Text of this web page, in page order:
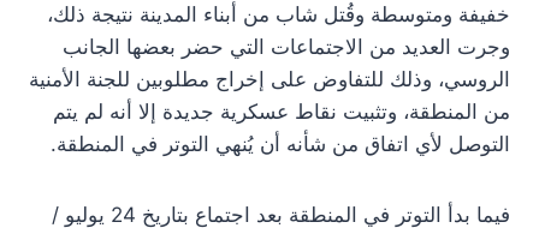
خفيفة ومتوسطة وقُتل شاب من أبناء المدينة نتيجة ذلك،
وجرت العديد من الاجتماعات التي حضر بعضها الجانب
الروسي، وذلك للتفاوض على إخراج مطلوبين للجنة الأمنية
من المنطقة، وتثبيت نقاط عسكرية جديدة إلا أنه لم يتم
التوصل لأي اتفاق من شأنه أن يُنهي التوتر في المنطقة.
فيما بدأ التوتر في المنطقة بعد اجتماع بتاريخ 24 يوليو /